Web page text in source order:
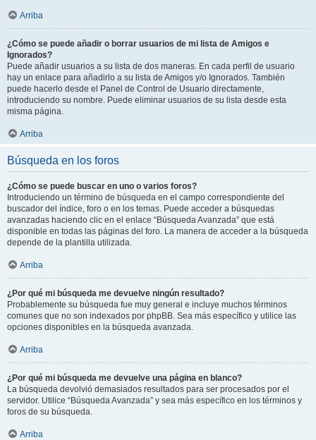
Arriba
¿Cómo se puede añadir o borrar usuarios de mi lista de Amigos e
Ignorados?
Puede añadir usuarios a su lista de dos maneras. En cada perfil de usuario
hay un enlace para añadirlo a su lista de Amigos y/o Ignorados. También
puede hacerlo desde el Panel de Control de Usuario directamente,
introduciendo su nombre. Puede eliminar usuarios de su lista desde esta
misma página.
Arriba
Búsqueda en los foros
¿Cómo se puede buscar en uno o varios foros?
Introduciendo un término de búsqueda en el campo correspondiente del
buscador del índice, foro o en los temas. Puede acceder a búsquedas
avanzadas haciendo clic en el enlace “Búsqueda Avanzada” que está
disponible en todas las páginas del foro. La manera de acceder a la búsqueda
depende de la plantilla utilizada.
Arriba
¿Por qué mi búsqueda me devuelve ningún resultado?
Probablemente su búsqueda fue muy general e incluye muchos términos
comunes que no son indexados por phpBB. Sea más específico y utilice las
opciones disponibles en la búsqueda avanzada.
Arriba
¿Por qué mi búsqueda me devuelve una página en blanco?
La búsqueda devolvió demasiados resultados para ser procesados por el
servidor. Utilice “Búsqueda Avanzada” y sea más específico en los términos y
foros de su búsqueda.
Arriba